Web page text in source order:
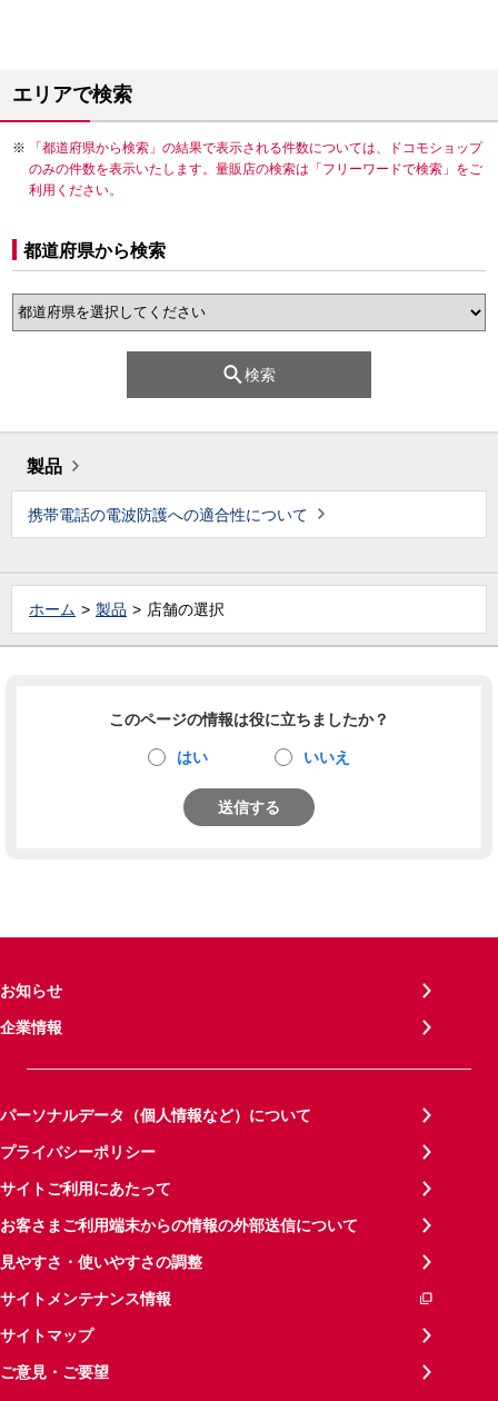
エリアで検索
「都道府県から検索」の結果で表示される件数については、ドコモショップ
のみの件数を表示いたします。量販店の検索は「フリーワードで検索」をご
利用ください。
都道府県から検索
検索
製品
携帯電話の電波防護への適合性について
ホーム 製品 店舗の選択
このページの情報は役に立ちましたか？
はい いいえ
送信する
お知らせ
企業情報
パーソナルデータ（個人情報など）について
プライバシーポリシー
サイトご利用にあたって
お客さまご利用端末からの情報の外部送信について
見やすさ・使いやすさの調整
サイトメンテナンス情報
サイトマップ
ご意見・ご要望